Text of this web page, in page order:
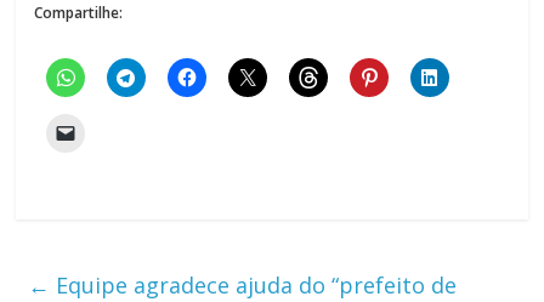
Compartilhe:
← Equipe agradece ajuda do “prefeito de